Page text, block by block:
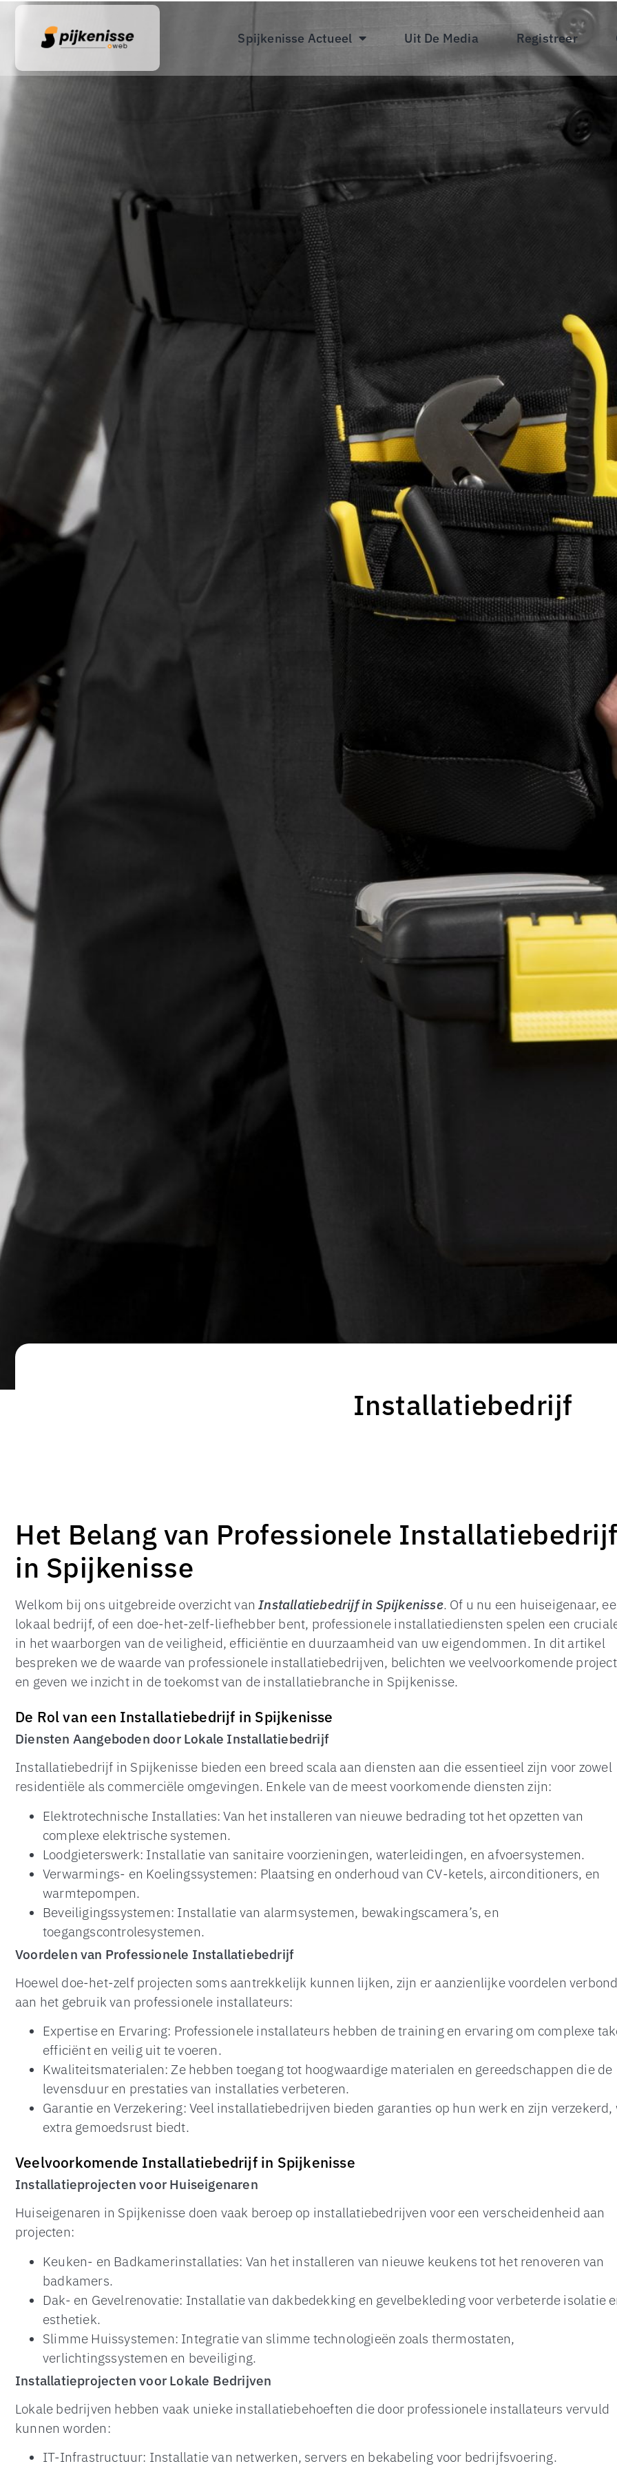
Spijkenisse Actueel Uit De Media Registreer
Installatiebedrijf
Het Belang van Professionele
in Spijkenisse
Welkom bij ons uitgebreide overzicht vanInstallatiebedrijf in Spijkenisse. Of u nu een huiseigenaar,
lokaal bedrijf, of een doe-het-zelf-liefhebber bent, professionele installatiediensten spelen een
in het waarborgen van de veiligheid, efficiëntie en duurzaamheid van uw eigendommen. In dit artikel
bespreken we de waarde van professionele installatiebedrijven, belichten we veelvoorkomende
en geven we inzicht in de toekomst van de installatiebranche in Spijkenisse.
De Rol van een Installatiebedrijf in Spijkenisse
Diensten Aangeboden door Lokale Installatiebedrijf
Installatiebedrijf in Spijkenisse bieden een breed scala aan diensten aan die essentieel zijn voor zowel
residentiële als commerciële omgevingen. Enkele van de meest voorkomende diensten zijn:
Elektrotechnische Installaties: Van het installeren van nieuwe bedrading tot het opzetten van
complexe elektrische systemen.
Loodgieterswerk: Installatie van sanitaire voorzieningen, waterleidingen, en afvoersystemen.
Verwarmings- en Koelingssystemen: Plaatsing en onderhoud van CV-ketels, airconditioners, en
warmtepompen.
Beveiligingssystemen: Installatie van alarmsystemen, bewakingscamera’s, en
toegangscontrolesystemen.
Voordelen van Professionele Installatiebedrijf
Hoewel doe-het-zelf projecten soms aantrekkelijk kunnen lijken, zijn er aanzienlijke voordelen
aan het gebruik van professionele installateurs:
Expertise en Ervaring: Professionele installateurs hebben de training en ervaring om complexe
efficiënt en veilig uit te voeren.
Kwaliteitsmaterialen: Ze hebben toegang tot hoogwaardige materialen en gereedschappen die de
levensduur en prestaties van installaties verbeteren.
Garantie en Verzekering: Veel installatiebedrijven bieden garanties op hun werk en zijn verzekerd,
extra gemoedsrust biedt.
Veelvoorkomende Installatiebedrijf in Spijkenisse
Installatieprojecten voor Huiseigenaren
Huiseigenaren in Spijkenisse doen vaak beroep op installatiebedrijven voor een verscheidenheid aan
projecten:
Keuken- en Badkamerinstallaties: Van het installeren van nieuwe keukens tot het renoveren van
badkamers.
Dak- en Gevelrenovatie: Installatie van dakbedekking en gevelbekleding voor verbeterde isolatie
esthetiek.
Slimme Huissystemen: Integratie van slimme technologieën zoals thermostaten,
verlichtingssystemen en beveiliging.
Installatieprojecten voor Lokale Bedrijven
Lokale bedrijven hebben vaak unieke installatiebehoeften die door professionele installateurs vervuld
kunnen worden:
IT-Infrastructuur: Installatie van netwerken, servers en bekabeling voor bedrijfsvoering.